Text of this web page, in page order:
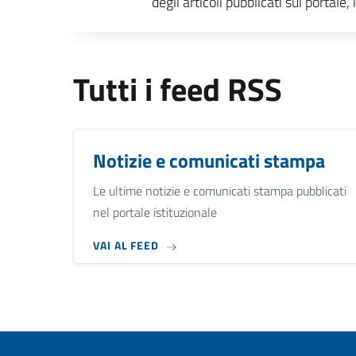
Tutti i feed RSS
Notizie e comunicati stampa
Le ultime notizie e comunicati stampa pubblicati
nel portale istituzionale
VAI AL FEED